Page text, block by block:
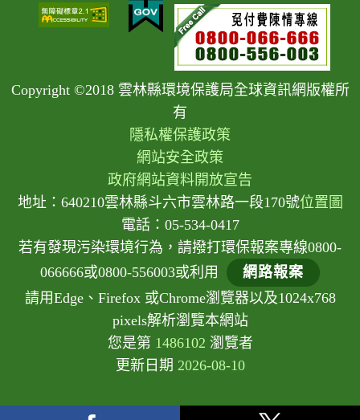
Copyright ©2018 雲林縣環境保護局全球資訊網版權所
有
隱私權保護政策
網站安全政策
政府網站資料開放宣告
地址：640210雲林縣斗六市雲林路一段170號位置圖
電話：05-534-0417
若有發現污染環境行為，請撥打環保報案專線0800-
066666或0800-556003或利用
網路報案
請用Edge、Firefox 或Chrome瀏覽器以及1024x768
pixels解析瀏覽本網站
您是第 1486102 瀏覽者
更新日期 2026-08-10